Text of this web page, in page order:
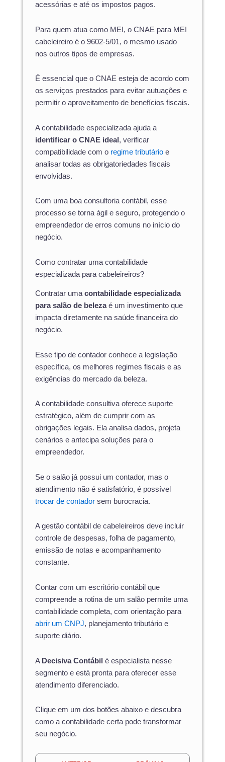
acessórias e até os impostos pagos.
Para quem atua como MEI, o CNAE para MEI
cabeleireiro é o 9602-5/01, o mesmo usado
nos outros tipos de empresas.
É essencial que o CNAE esteja de acordo com
os serviços prestados para evitar autuações e
permitir o aproveitamento de benefícios fiscais.
A contabilidade especializada ajuda a
identificar o CNAE ideal , verificar
compatibilidade com o regime tributário e
analisar todas as obrigatoriedades fiscais
envolvidas.
Com uma boa consultoria contábil, esse
processo se torna ágil e seguro, protegendo o
empreendedor de erros comuns no início do
negócio.
Como contratar uma contabilidade
especializada para cabeleireiros?
Contratar umacontabilidade especializada
para salão de belezaé um investimento que
impacta diretamente na saúde financeira do
negócio.
Esse tipo de contador conhece a legislação
específica, os melhores regimes fiscais e as
exigências do mercado da beleza.
A contabilidade consultiva oferece suporte
estratégico, além de cumprir com as
obrigações legais. Ela analisa dados, projeta
cenários e antecipa soluções para o
empreendedor.
Se o salão já possui um contador, mas o
atendimento não é satisfatório, é possível
trocar de contador sem burocracia.
A gestão contábil de cabeleireiros deve incluir
controle de despesas, folha de pagamento,
emissão de notas e acompanhamento
constante.
Contar com um escritório contábil que
compreende a rotina de um salão permite uma
contabilidade completa, com orientação para
abrir um CNPJ, planejamento tributário e
suporte diário.
A Decisiva Contábil é especialista nesse
segmento e está pronta para oferecer esse
atendimento diferenciado.
Clique em um dos botões abaixo e descubra
como a contabilidade certa pode transformar
seu negócio.